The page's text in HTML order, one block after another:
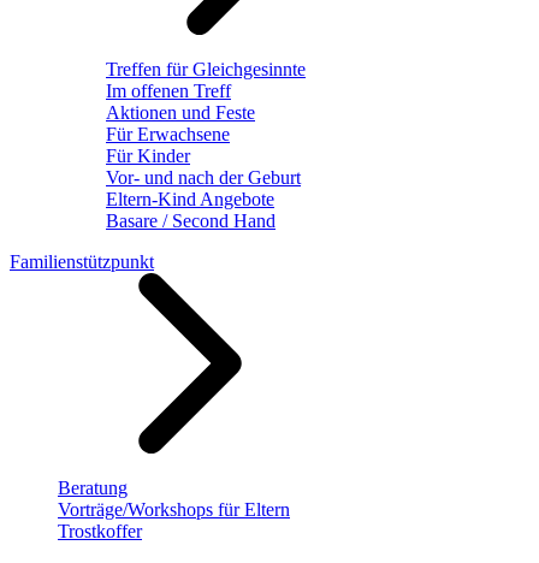
Treffen für Gleichgesinnte
Im offenen Treff
Aktionen und Feste
Für Erwachsene
Für Kinder
Vor- und nach der Geburt
Eltern-Kind Angebote
Basare / Second Hand
Familienstützpunkt
Beratung
Vorträge/Workshops für Eltern
Trostkoffer